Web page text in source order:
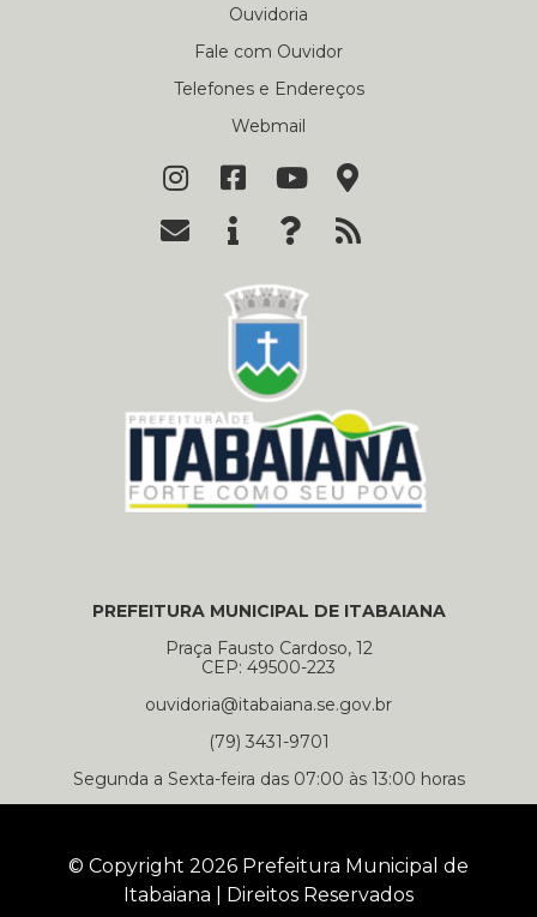
Ouvidoria
Fale com Ouvidor
Telefones e Endereços
Webmail
PREFEITURA MUNICIPAL DE ITABAIANA
Praça Fausto Cardoso, 12
CEP: 49500-223
ouvidoria@itabaiana.se.gov.br
(79) 3431-9701
Segunda a Sexta-feira das 07:00 às 13:00 horas
© Copyright 2026 Prefeitura Municipal de
Itabaiana | Direitos Reservados